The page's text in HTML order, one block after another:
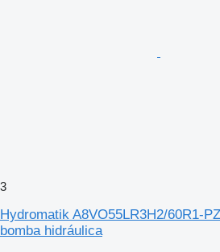
3
Hydromatik A8VO55LR3H2/60R1-
bomba hidráulica